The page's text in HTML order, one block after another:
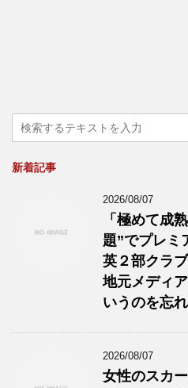
新着記事
2026/08/07
「極めて成
題”でプレミ
英２部クラ
地元メディ
いうのを忘
2026/08/07
女性のスカ